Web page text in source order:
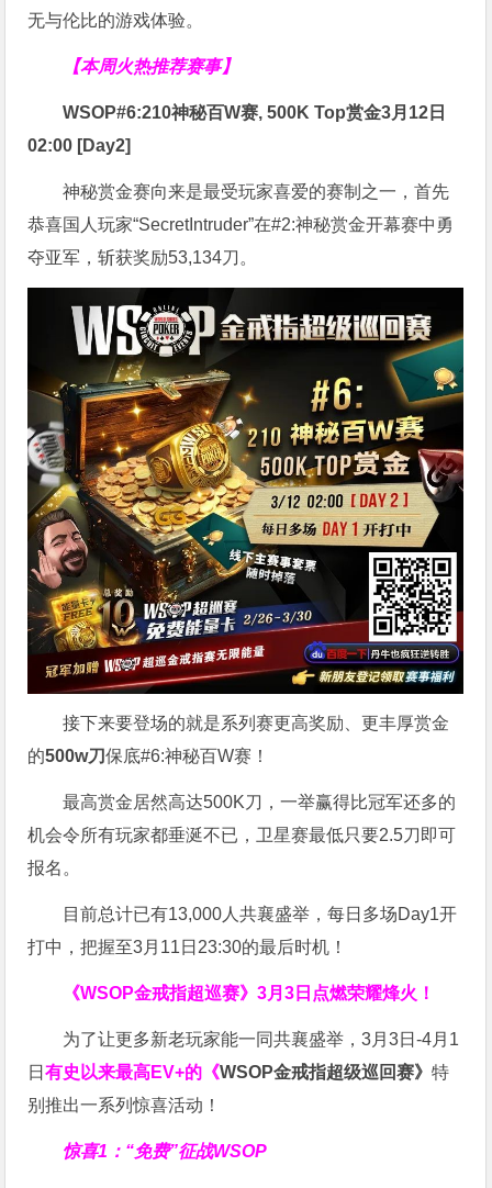
无与伦比的游戏体验。
【本周火热推荐赛事】
WSOP#6:210神秘百W赛, 500K Top赏金3月12日
02:00 [Day2]
神秘赏金赛向来是最受玩家喜爱的赛制之一，首先
恭喜国人玩家“SecretIntruder”在#2:神秘赏金开幕赛中勇
夺亚军，斩获奖励53,134刀。
接下来要登场的就是系列赛更高奖励、更丰厚赏金
的500w刀保底#6:神秘百W赛！
最高赏金居然高达500K刀，一举赢得比冠军还多的
机会令所有玩家都垂涎不已，卫星赛最低只要2.5刀即可
报名。
目前总计已有13,000人共襄盛举，每日多场Day1开
打中，把握至3月11日23:30的最后时机！
《WSOP金戒指超巡赛》3月3日点燃荣耀烽火！
为了让更多新老玩家能一同共襄盛举，3月3日-4月1
日有史以来最高EV+的《WSOP金戒指超级巡回赛》特
别推出一系列惊喜活动！
惊喜1：“免费”征战WSOP